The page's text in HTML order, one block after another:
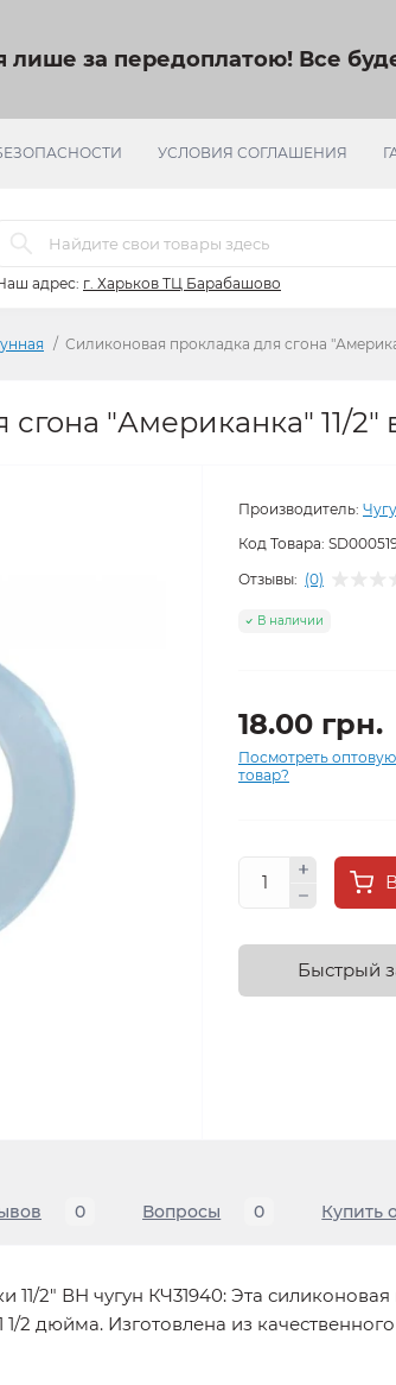
лише за передоплатою! Все
УСЛОВИЯ СОГЛАШЕНИЯ
адрес: г. Харьков ТЦ Барабашово
Силиконовая прокладка для сгона
"Американка" 11/2"
Производитель:
Код Товара:
Отзывы: (0)
В наличии
18.00 грн.
Посмотреть
товар?
Быстрый
0 Вопросы 0 Купить
2" ВН чугун КЧ31940: Эта
2 дюйма. Изготовлена из